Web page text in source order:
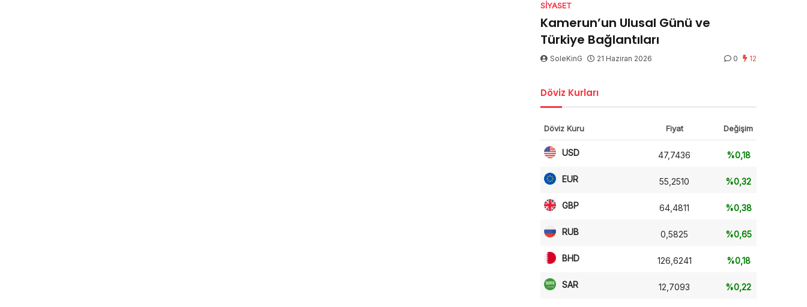
SIYASET
Kamerun’un Ulusal Günü ve
Türkiye Bağlantıları
SoleKinG 21 Haziran 2026 0 12
Döviz Kurları
Döviz Kuru Fiyat Değişim
USD 47,7436 %0,18
EUR 55,2510 %0,32
GBP 64,4811 %0,38
RUB 0,5825 %0,65
BHD 126,6241 %0,18
SAR 12,7093 %0,22